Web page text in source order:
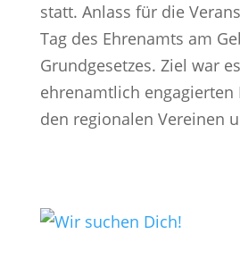
statt. Anlass für die
Tag des Ehrenamts am
Grundgesetzes. Ziel war
ehrenamtlich engagierten
den regionalen Vereinen